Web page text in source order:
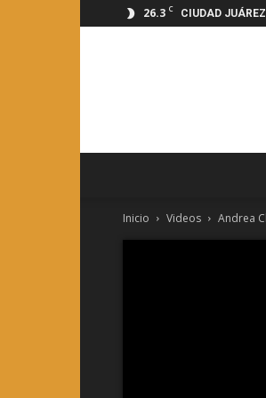
26.3 C CIUDAD
Inicio Videos Andrea